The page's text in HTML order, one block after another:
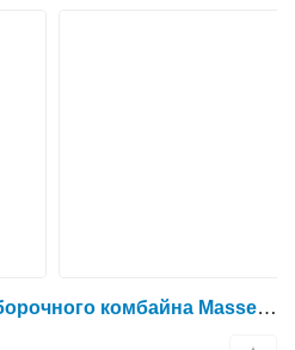
Глушитель для зерноуборочного комбайна Massey Ferguson 9280